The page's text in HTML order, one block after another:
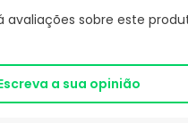
avaliações sobre este
Escreva a sua opinião